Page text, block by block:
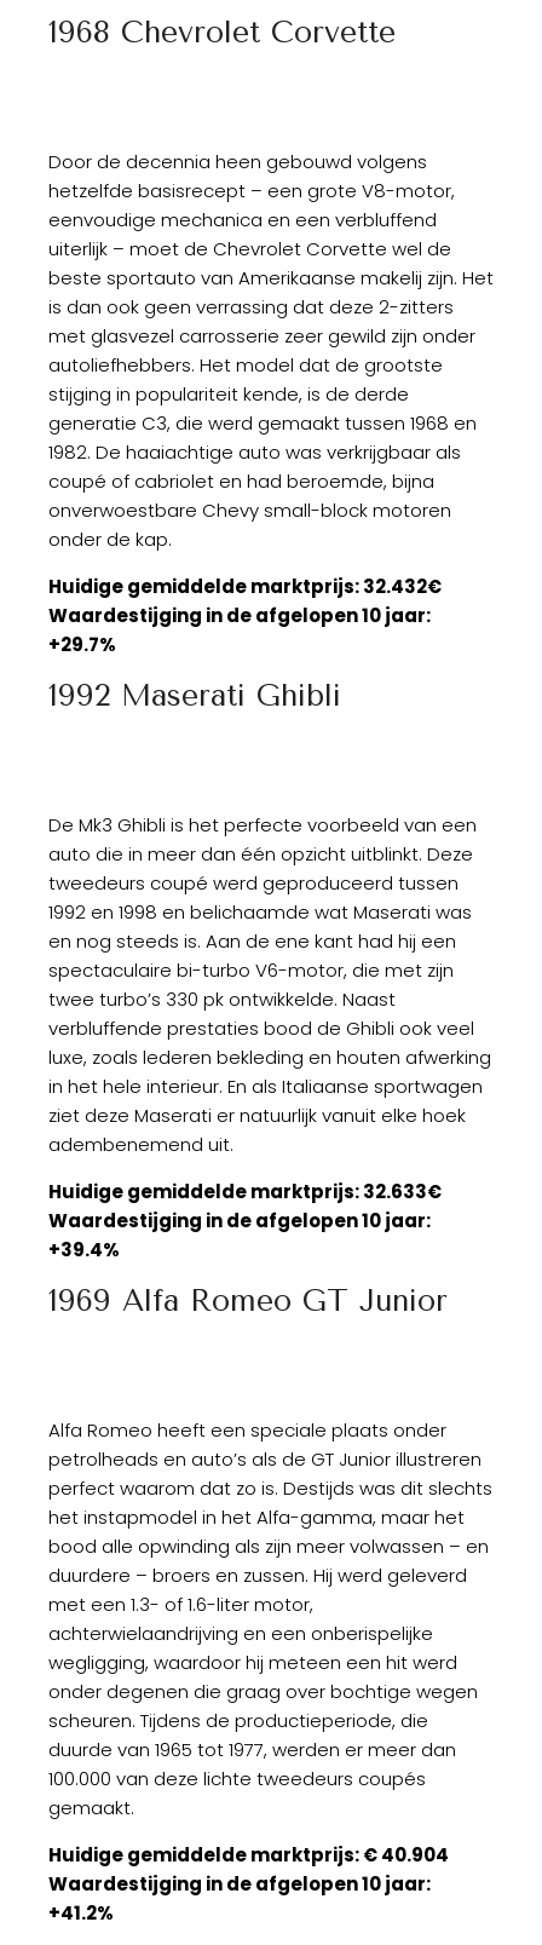
1968 Chevrolet Corvette
Door de decennia heen gebouwd volgens
hetzelfde basisrecept – een grote V8-motor,
eenvoudige mechanica en een verbluffend
uiterlijk – moet de Chevrolet Corvette wel de
beste sportauto van Amerikaanse makelij zijn. Het
is dan ook geen verrassing dat deze 2-zitters
met glasvezel carrosserie zeer gewild zijn onder
autoliefhebbers. Het model dat de grootste
stijging in populariteit kende, is de derde
generatie C3, die werd gemaakt tussen 1968 en
1982. De haaiachtige auto was verkrijgbaar als
coupé of cabriolet en had beroemde, bijna
onverwoestbare Chevy small-block motoren
onder de kap.
Huidige gemiddelde marktprijs: 32.432€
Waardestijging in de afgelopen 10 jaar:
+29.7%
1992 Maserati Ghibli
De Mk3 Ghibli is het perfecte voorbeeld van een
auto die in meer dan één opzicht uitblinkt. Deze
tweedeurs coupé werd geproduceerd tussen
1992 en 1998 en belichaamde wat Maserati was
en nog steeds is. Aan de ene kant had hij een
spectaculaire bi-turbo V6-motor, die met zijn
twee turbo’s 330 pk ontwikkelde. Naast
verbluffende prestaties bood de Ghibli ook veel
luxe, zoals lederen bekleding en houten afwerking
in het hele interieur. En als Italiaanse sportwagen
ziet deze Maserati er natuurlijk vanuit elke hoek
adembenemend uit.
Huidige gemiddelde marktprijs: 32.633€
Waardestijging in de afgelopen 10 jaar:
+39.4%
1969 Alfa Romeo GT Junior
Alfa Romeo heeft een speciale plaats onder
petrolheads en auto’s als de GT Junior illustreren
perfect waarom dat zo is. Destijds was dit slechts
het instapmodel in het Alfa-gamma, maar het
bood alle opwinding als zijn meer volwassen – en
duurdere – broers en zussen. Hij werd geleverd
met een 1.3- of 1.6-liter motor,
achterwielaandrijving en een onberispelijke
wegligging, waardoor hij meteen een hit werd
onder degenen die graag over bochtige wegen
scheuren. Tijdens de productieperiode, die
duurde van 1965 tot 1977, werden er meer dan
100.000 van deze lichte tweedeurs coupés
gemaakt.
Huidige gemiddelde marktprijs: € 40.904
Waardestijging in de afgelopen 10 jaar:
+41.2%